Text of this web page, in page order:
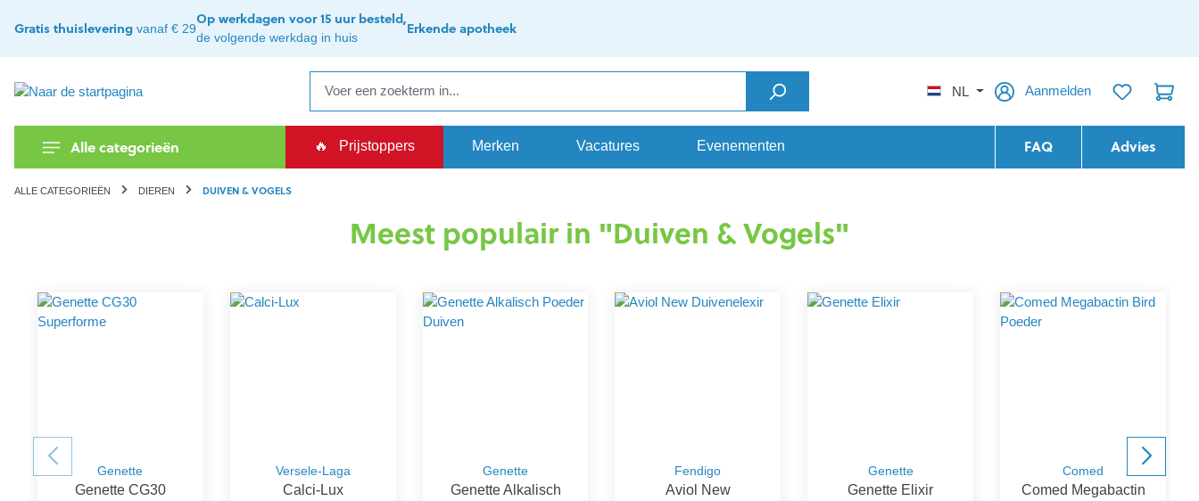
Ga naar de hoofdnavigatie
Gratis thuislevering vanaf € 29
Op werkdagen voor 15 uur besteld,
de volgende werkdag in huis
Erkende apotheek
NL Aanmelden
Alle categorieën 🔥 Prijstoppers Merken Vacatures Evenementen FAQ Advies
ALLE CATEGORIEËN DIEREN DUIVEN & VOGELS
Meest populair in "Duiven & Vogels"
Genette
Genette CG30
Versele-Laga
Calci-Lux
Genette
Genette Alkalisch
Fendigo
Aviol New
Genette
Genette Elixir
Comed
Comed Megabactin